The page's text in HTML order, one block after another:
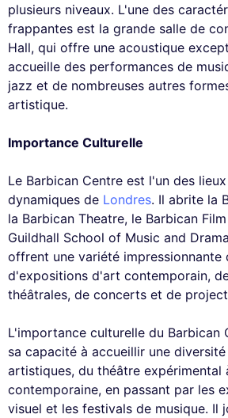
plusieurs niveaux. L'une des
frappantes est la grande salle de
Hall, qui offre une acoustique
accueille des performances de
jazz et de nombreuses autres
artistique.
Importance Culturelle
Le Barbican Centre est l'un des
dynamiques de Londres. Il abrite la
la Barbican Theatre, le Barbican
Guildhall School of Music and
offrent une variété impressionnante
d'expositions d'art contemporain,
théâtrales, de concerts et de
L'importance culturelle du Barbican
sa capacité à accueillir une
artistiques, du théâtre expérimental
contemporaine, en passant par les
visuel et les festivals de musique. Il